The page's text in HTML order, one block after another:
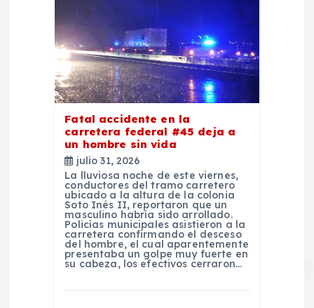
Fatal accidente en la
carretera federal #45 deja a
un hombre sin vida
julio 31, 2026
La lluviosa noche de este viernes,
conductores del tramo carretero
ubicado a la altura de la colonia
Soto Inés II, reportaron que un
masculino habría sido arrollado.
Policías municipales asistieron a la
carretera confirmando el desceso
del hombre, el cual aparentemente
presentaba un golpe muy fuerte en
su cabeza, los efectivos cerraron…